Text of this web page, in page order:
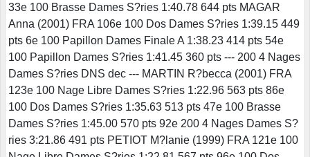
33e 100 Brasse Dames S?ries 1:40.78 644 pts MAGAR
Anna (2001) FRA 106e 100 Dos Dames S?ries 1:39.15 449
pts 6e 100 Papillon Dames Finale A 1:38.23 414 pts 54e
100 Papillon Dames S?ries 1:41.45 360 pts --- 200 4 Nages
Dames S?ries DNS dec --- MARTIN R?becca (2001) FRA
123e 100 Nage Libre Dames S?ries 1:22.96 563 pts 86e
100 Dos Dames S?ries 1:35.63 513 pts 47e 100 Brasse
Dames S?ries 1:45.00 570 pts 92e 200 4 Nages Dames S?
ries 3:21.86 491 pts PETIOT M?lanie (1999) FRA 121e 100